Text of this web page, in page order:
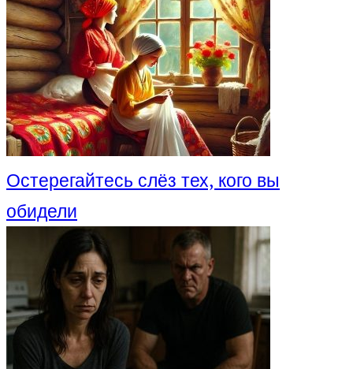
Остерегайтесь слёз тех, кого вы
обидели